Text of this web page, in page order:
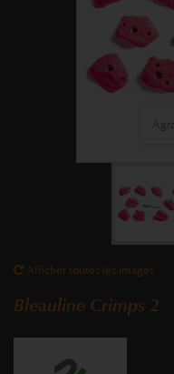
Afficher toutes les images
Bleauline Crimps 2